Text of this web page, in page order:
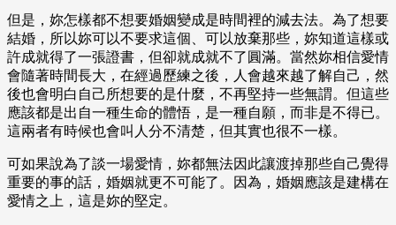
但是，妳怎樣都不想要婚姻變成是時間裡的減去法。為了想要
結婚，所以妳可以不要求這個、可以放棄那些，妳知道這樣或
許成就得了一張證書，但卻就成就不了圓滿。當然妳相信愛情
會隨著時間長大，在經過歷練之後，人會越來越了解自己，然
後也會明白自己所想要的是什麼，不再堅持一些無謂。但這些
應該都是出自一種生命的體悟，是一種自願，而非是不得已。
這兩者有時候也會叫人分不清楚，但其實也很不一樣。
可如果說為了談一場愛情，妳都無法因此讓渡掉那些自己覺得
重要的事的話，婚姻就更不可能了。因為，婚姻應該是建構在
愛情之上，這是妳的堅定。